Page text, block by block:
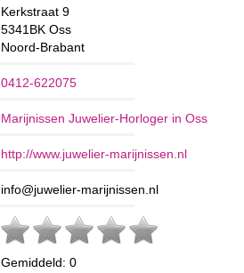
Kerkstraat 9
5341BK Oss
Noord-Brabant
0412-622075
Marijnissen Juwelier-Horloger in Oss
http://www.juwelier-marijnissen.nl
info@juwelier-marijnissen.nl
Gemiddeld: 0